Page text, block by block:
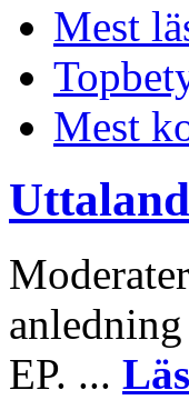
Mest
Mest
EP. ...